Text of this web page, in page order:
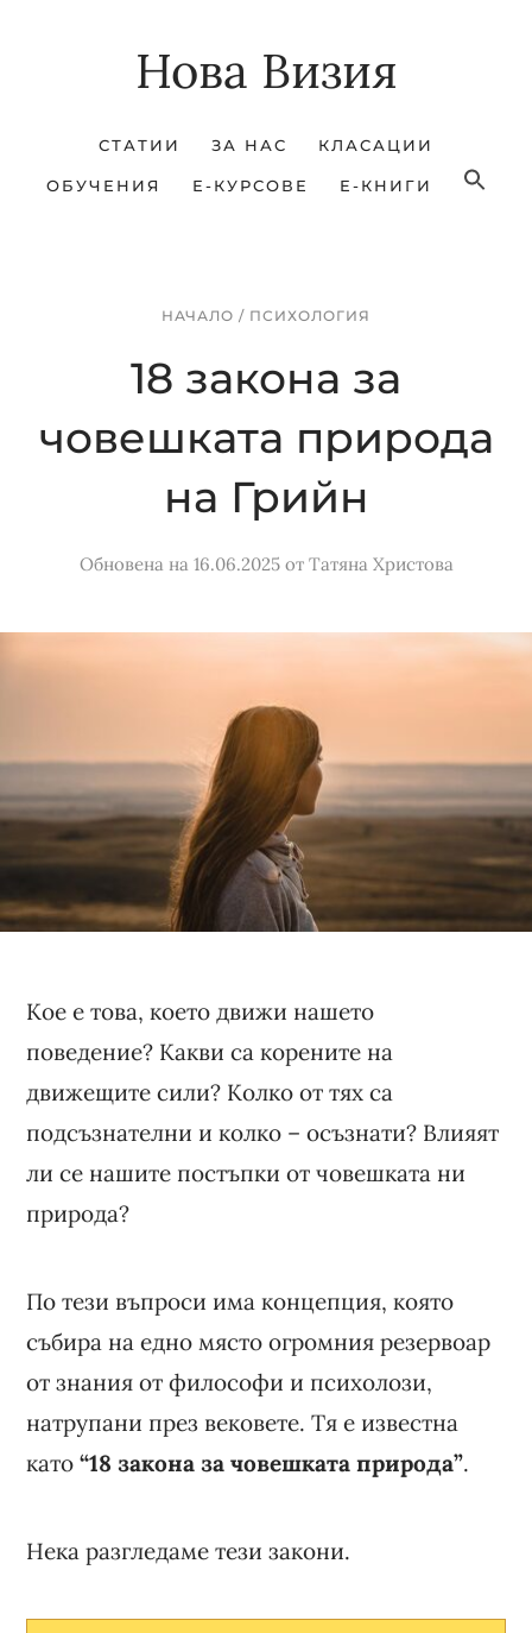
Нова Визия
СТАТИИ ЗА НАС КЛАСАЦИИ
ОБУЧЕНИЯ Е-КУРСОВЕ Е-КНИГИ
НАЧАЛО / ПСИХОЛОГИЯ
18 закона за
човешката природа
на Грийн
Обновена на 16.06.2025от Татяна Христова
Кое е това, което движи нашето
поведение? Какви са корените на
движещите сили? Колко от тях са
подсъзнателни и колко – осъзнати? Влияят
ли се нашите постъпки от човешката ни
природа?
По тези въпроси има концепция, която
събира на едно място огромния резервоар
от знания от философи и психолози,
натрупани през вековете. Тя е известна
като“18 закона за човешката природа”.
Нека разгледаме тези закони.